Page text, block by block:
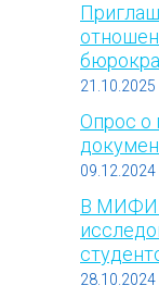
21.10.2025
Опрос о
09.12.2024
В МИФИ
28.10.2024